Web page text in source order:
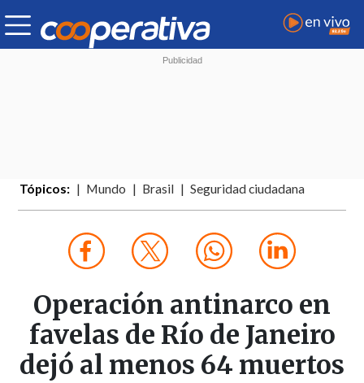
Tópicos: Mundo Brasil Seguridad ciudadana
Operación antinarco en
favelas de Río de Janeiro
dejó al menos 64 muertos